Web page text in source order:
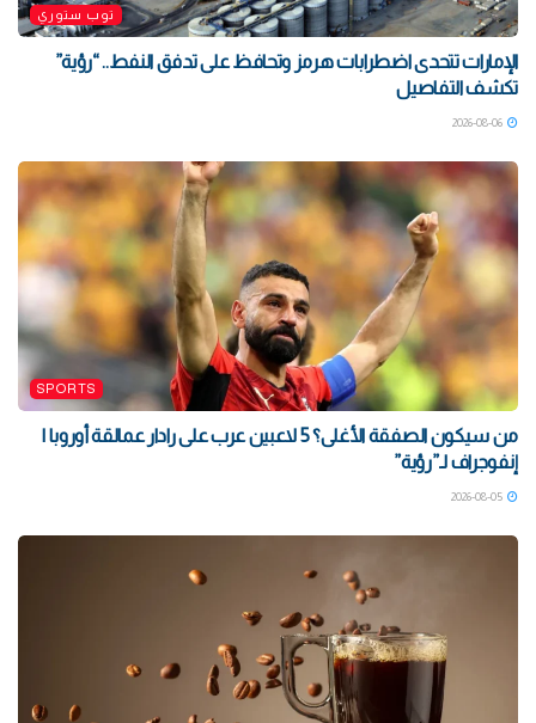
توب ستوري
الإمارات تتحدى اضطرابات هرمز وتحافظ على تدفق النفط.. “رؤية”
تكشف التفاصيل
2026-08-06
SPORTS
من سيكون الصفقة الأغلى؟ 5 لاعبين عرب على رادار عمالقة أوروبا |
إنفوجراف لـ”رؤية”
2026-08-05